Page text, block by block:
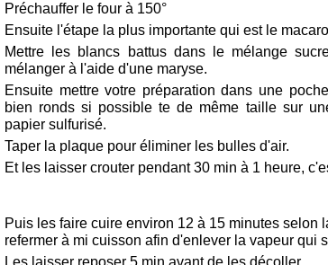
Préchauffer le four à 150°
Ensuite l'étape la plus importante qui est le
Mettre les blancs battus dans le mélange
mélanger à l'aide d'une maryse.
Ensuite mettre votre préparation dans une
bien ronds si possible te de même taille sur
papier sulfurisé.
Taper la plaque pour éliminer les bulles d'air.
Et les laisser crouter pendant 30 min à 1 heure,
Puis les faire cuire environ 12 à 15 minutes selon
refermer à mi cuisson afin d'enlever la vapeur qui
Les laisser reposer 5 min avant de les décoller.